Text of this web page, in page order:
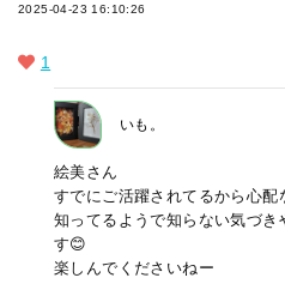
2025-04-23 16:10:26
1
いも。
絵美さん
すでにご活躍されてるから心配
知ってるようで知らない気づき
す😊
楽しんでくださいねー